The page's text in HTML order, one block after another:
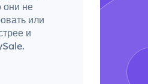
они не
или
и